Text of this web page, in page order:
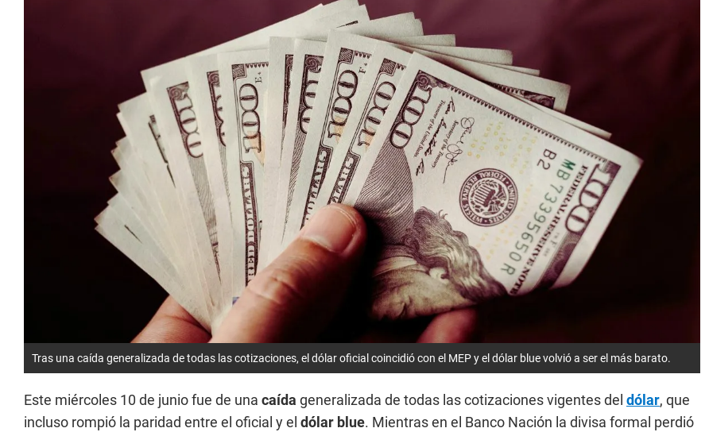
Tras una caída generalizada de todas las cotizaciones, el dólar oficial coincidió con el MEP y el dólar blue volvió a ser el más barato.
Este miércoles 10 de junio fue de una caída generalizada de todas las cotizaciones vigentes del dólar, que
incluso rompió la paridad entre el oficial y el dólar blue. Mientras en el Banco Nación la divisa formal perdió